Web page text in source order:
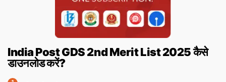
India Post GDS 2nd Merit List 2025 कैसे
डाउनलोड करें?